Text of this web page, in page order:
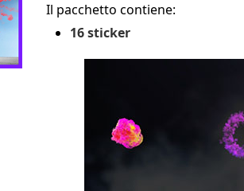
Il pacchetto contiene:
16 sticker